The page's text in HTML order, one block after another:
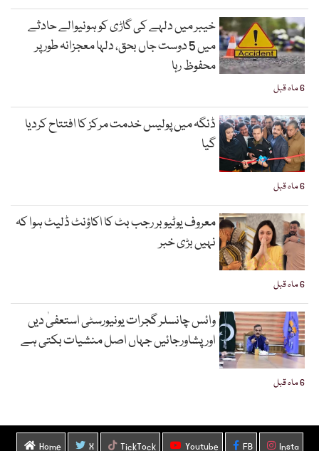
6 ماہ قبل
خیبر میں دلہے کی گاڑی کو ہونیوالے حادثے
میں 5 دوست جاں بحق، دلہا معجزانہ طور پر
محفوظ رہا
6 ماہ قبل
ڈنگہ میں پولیس خدمت مرکز کا افتتاح کردیا
گیا
6 ماہ قبل
معروف یوٹیوبر رجب بٹ کا اکاؤنٹ ڈلیٹ ہوا کہ
نہیں بڑی خبر
6 ماہ قبل
وائس چانسلر گجرات یونیورسٹی استعفیٰ دیں
اورپشاورجائیں جہاں اصل منشیات بکتی ہے
Home X TickTock Youtube FB Insta